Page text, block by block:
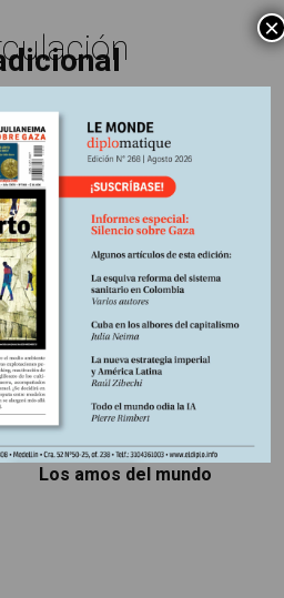
edición 252 marzo 2024
SIN CATEGORÍA
Los amos del mundo
×